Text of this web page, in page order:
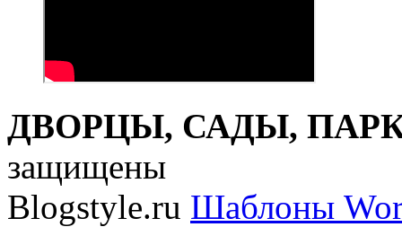
ДВОРЦЫ, САДЫ,
защищены
Blogstyle.ru Шаблоны